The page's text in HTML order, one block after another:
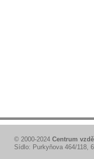
© 2000-2024 Centrum
Sídlo: Purkyňova 464/118,